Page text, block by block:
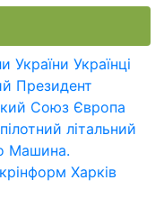
України Українці
Президент
Союз Європа
літальний
Машина.
Харків